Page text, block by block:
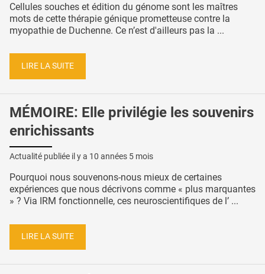
Cellules souches et édition du génome sont les maîtres
mots de cette thérapie génique prometteuse contre la
myopathie de Duchenne. Ce n’est d'ailleurs pas la ...
LIRE LA SUITE
MÉMOIRE: Elle privilégie les souvenirs
enrichissants
Actualité publiée il y a 10 années 5 mois
Pourquoi nous souvenons-nous mieux de certaines
expériences que nous décrivons comme « plus marquantes
» ? Via IRM fonctionnelle, ces neuroscientifiques de l’ ...
LIRE LA SUITE